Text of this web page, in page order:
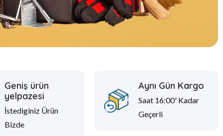
Geniş ürün
yelpazesi
İstediginiz Ürün
Bizde
Aynı Gün Kargo
Saat 16:00' Kadar
Geçerli